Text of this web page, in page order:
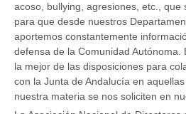
acoso, bullying, agresiones, etc., que
para que desde nuestros
aportemos constantemente
defensa de la Comunidad Autónoma.
la mejor de las disposiciones para
con la Junta de Andalucía en
nuestra materia se nos soliciten en